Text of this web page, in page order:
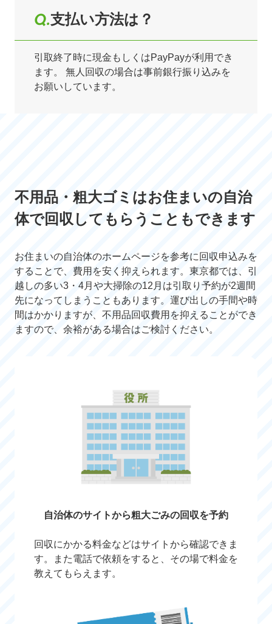
支払い方法は？
引取終了時に現金もしくはPayPayが利用でき
ます。 無人回収の場合は事前銀行振り込みを
お願いしています。
不用品・粗大ゴミはお住まいの自治
体で回収してもらうこともできます
お住まいの自治体のホームページを参考に回収申込みを
することで、費用を安く抑えられます。東京都では、引
越しの多い3・4月や大掃除の12月は引取り予約が2週間
先になってしまうこともあります。運び出しの手間や時
間はかかりますが、不用品回収費用を抑えることができ
ますので、余裕がある場合はご検討ください。
自治体のサイトから粗大ごみの回収を予約
回収にかかる料金などはサイトから確認できま
す。また電話で依頼をすると、その場で料金を
教えてもらえます。